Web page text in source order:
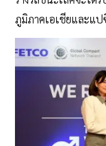
ภูมิภาคเอเชียและแ